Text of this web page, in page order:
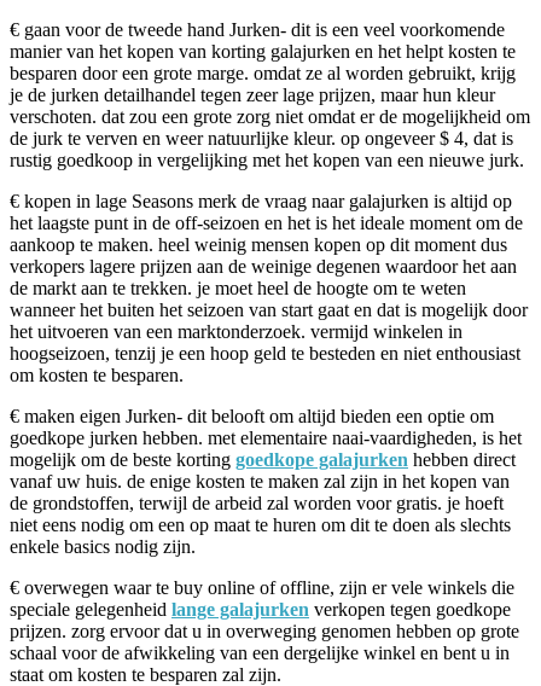
€ gaan voor de tweede hand Jurken- dit is een veel voorkomende
manier van het kopen van korting galajurken en het helpt kosten te
besparen door een grote marge. omdat ze al worden gebruikt, krijg
je de jurken detailhandel tegen zeer lage prijzen, maar hun kleur
verschoten. dat zou een grote zorg niet omdat er de mogelijkheid om
de jurk te verven en weer natuurlijke kleur. op ongeveer $ 4, dat is
rustig goedkoop in vergelijking met het kopen van een nieuwe jurk.
€ kopen in lage Seasons merk de vraag naar galajurken is altijd op
het laagste punt in de off-seizoen en het is het ideale moment om de
aankoop te maken. heel weinig mensen kopen op dit moment dus
verkopers lagere prijzen aan de weinige degenen waardoor het aan
de markt aan te trekken. je moet heel de hoogte om te weten
wanneer het buiten het seizoen van start gaat en dat is mogelijk door
het uitvoeren van een marktonderzoek. vermijd winkelen in
hoogseizoen, tenzij je een hoop geld te besteden en niet enthousiast
om kosten te besparen.
€ maken eigen Jurken- dit belooft om altijd bieden een optie om
goedkope jurken hebben. met elementaire naai-vaardigheden, is het
mogelijk om de beste korting goedkope galajurken hebben direct
vanaf uw huis. de enige kosten te maken zal zijn in het kopen van
de grondstoffen, terwijl de arbeid zal worden voor gratis. je hoeft
niet eens nodig om een op maat te huren om dit te doen als slechts
enkele basics nodig zijn.
€ overwegen waar te buy online of offline, zijn er vele winkels die
speciale gelegenheid lange galajurken verkopen tegen goedkope
prijzen. zorg ervoor dat u in overweging genomen hebben op grote
schaal voor de afwikkeling van een dergelijke winkel en bent u in
staat om kosten te besparen zal zijn.